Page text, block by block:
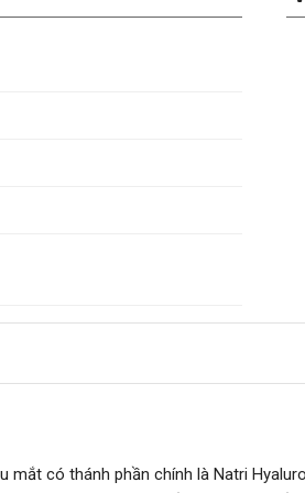
có thánh phần chính là Natri